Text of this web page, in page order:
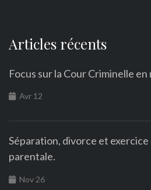
Articles récents
Focus sur la Cour Criminelle
Avr 12
Séparation, divorce et exercice
parentale.
Nov 26